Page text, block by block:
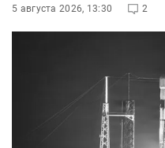
5 августа 2026, 13:30 2